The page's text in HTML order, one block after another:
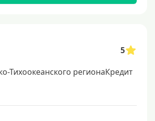
5
Тихоокеанского регионаКредит